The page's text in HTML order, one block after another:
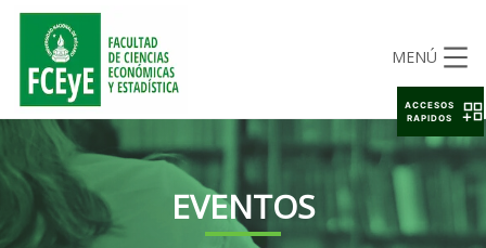
MENÚ
EVENTOS
ACCESOS
RAPIDOS